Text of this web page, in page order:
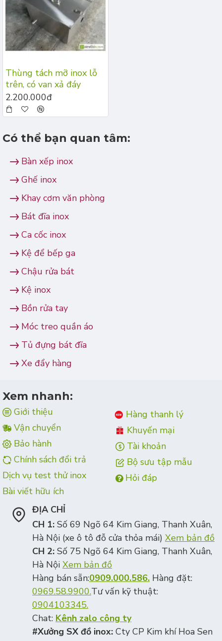
Thùng tách mỡ inox lỗ
trên, có van xả đáy
2.200.000đ
Có thể bạn quan tâm:
Bàn xếp inox
Ghế inox
Khay cơm văn phòng
Bát đĩa inox
Ca cốc inox
Kệ để bếp ga
Chậu rửa bát
Kệ inox
Bồn rửa tay
Móc treo quần áo
Tủ đựng bát đĩa
Xe đẩy hàng
Xem nhanh:
Giới thiệu
Vận chuyển
Bảo hành
Chính sách đổi trả
Dịch vụ test thử inox
Bài viết hữu ích
Hàng thanh lý
Khuyến mại
Tài khoản
Bộ sưu tập mẫu
Hỏi đáp
ĐỊA CHỈ
CH 1: Số 69 Ngõ 64 Kim Giang, Thanh Xuân,
Hà Nội (xe ô tô đỗ cửa thỏa mái) Xem bản đồ
CH 2: Số 75 Ngõ 64 Kim Giang, Thanh Xuân,
Hà Nội Xem bản đồ
Hàng bán sẵn:0909.000.586. Hàng đặt:
0969.58.9900.Tư vấn kỹ thuật:
0904103345.
Chat: Kênh zalo công ty
#Xưởng SX đồ inox: Cty CP Kim khí Hoa Sen